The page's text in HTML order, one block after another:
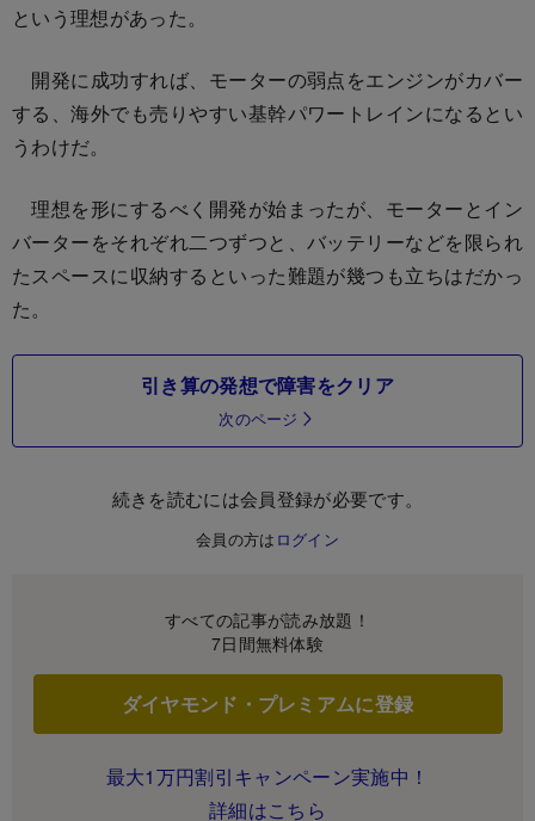
という理想があった。
開発に成功すれば、モーターの弱点をエンジンがカバー
する、海外でも売りやすい基幹パワートレインになるとい
うわけだ。
理想を形にするべく開発が始まったが、モーターとイン
バーターをそれぞれ二つずつと、バッテリーなどを限られ
たスペースに収納するといった難題が幾つも立ちはだかっ
た。
引き算の発想で障害をクリア
次のページ
続きを読むには会員登録が必要です。
会員の方は ログイン
すべての記事が読み放題！
7日間無料体験
ダイヤモンド・プレミアムに登録
最大1万円割引キャンペーン実施中！
詳細はこちら